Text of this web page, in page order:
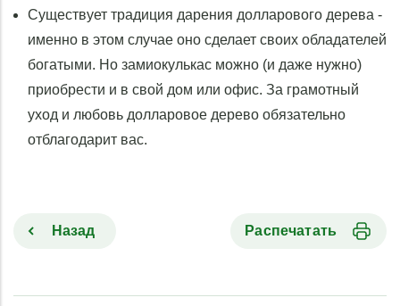
Существует традиция дарения долларового дерева -
именно в этом случае оно сделает своих обладателей
богатыми. Но замиокулькас можно (и даже нужно)
приобрести и в свой дом или офис. За грамотный
уход и любовь долларовое дерево обязательно
отблагодарит вас.
Распечатать
Назад